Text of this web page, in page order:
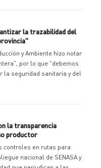
la trazabilidad del
y Ambiente hizo notar
por lo que "debemos
la seguridad sanitaria y del
la transparencia
productor
controles en rutas para
nacional de SENASA y